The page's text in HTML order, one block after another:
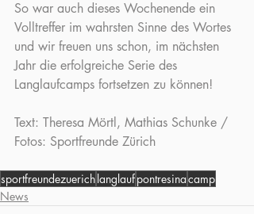
So war auch dieses Wochenende ein
Volltreffer im wahrsten Sinne des Wortes
und wir freuen uns schon, im nächsten
Jahr die erfolgreiche Serie des
Langlaufcamps fortsetzen zu können!
Text: Theresa Mörtl, Mathias Schunke /
Fotos: Sportfreunde Zürich
sportfreundezuerichlanglaufpontresinacamp
News